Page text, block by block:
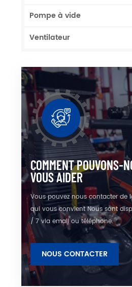
Pompe à vide
Ventilateur
COMMENT POUVONS-
VOUS AIDER
Vous pouvez nous contacter de
qui vous convient Nous sont
/ 7 via email ou téléphone.
NOUS CONTACTER